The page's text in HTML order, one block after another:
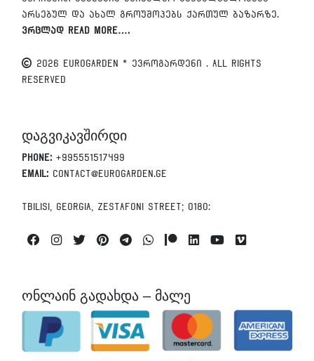
არსებულ და ახალ გროუშოპებს ქართულ ბაზარზე.
ვრცლად Read More….
2026 EUROGARDEN * ევროგარდენი . All Rights
Reserved
დაგვიკავშირდი
Phone: +995551517499
Email: contact@eurogarden.ge
Tbilisi, Georgia, Zestafoni Street; 0180:
FacebookInstagramTwitterPinterestTelegramWhatsappPatreonLinkedinYoutube
ონლაინ გადახდა – მალე